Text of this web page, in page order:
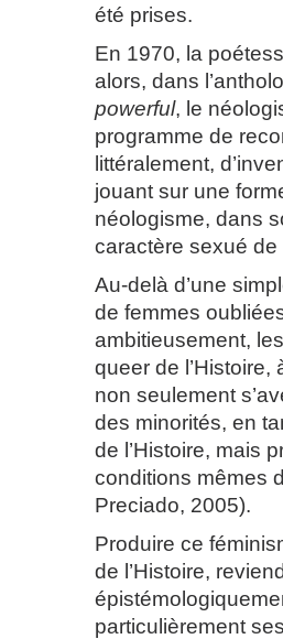
été prises.
En 1970, la
alors, dans
powerful, le
programme de
littéralement,
jouant sur une
néologisme, dans
caractère sexué de
Au-delà d’une
de femmes
ambitieusement,
queer de l’Histoire,
non seulement
des minorités, en
de l’Histoire, mais
conditions mêmes
Preciado, 2005).
Produire ce
de l’Histoire,
particulièrement